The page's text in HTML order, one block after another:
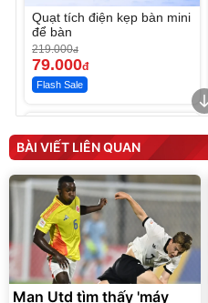
Quạt tích điện kẹp bàn mini
để bàn
219.000đ
79.000đ
Flash Sale
tức thì Vaseline Body
190.000đ
138.330đ
Discount
Unmute
Vali Bamozo Khung Nhôm
9066 Size 20/24/28 Cao
Cấp
1.000.000đ
825.000đ
BÀI VIẾT LIÊN QUAN
Man Utd tìm thấy 'máy